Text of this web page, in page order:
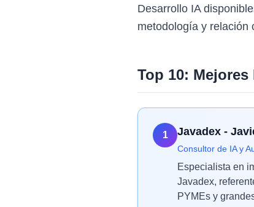
Desarrollo IA
metodología y relación
Top 10:
1 Javadex -
Consultor de IA y
Especialista en
Javadex,
PYMEs y